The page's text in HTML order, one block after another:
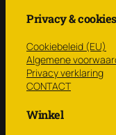
Privacy & cookies
Cookiebeleid (EU)
Algemene
Privacy verklaring
CONTACT
Winkel